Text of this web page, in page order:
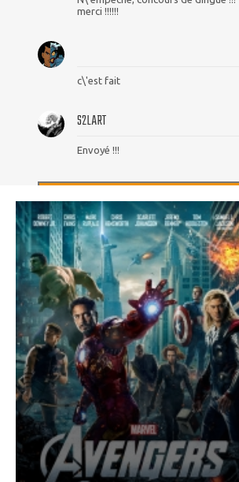
merci !!!!!!
c\'est fait
S2LART
Envoyé !!!
+CHARGER PLUS DE COMMENTAIRES